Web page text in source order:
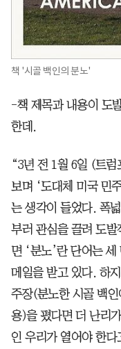
책 '시골 백인의 분노'
-책 제목과 내용이 도
한데.
“3년 전 1월 6일 (트
보며 ‘도대체 미국 민
는 생각이 들었다. 폭
부러 관심을 끌려 도
면 ‘분노’란 단어는
메일을 받고 있다. 하
주장(분노한 시골 백
용)을 폈다면 더 난리
인 우리가 열어야 한